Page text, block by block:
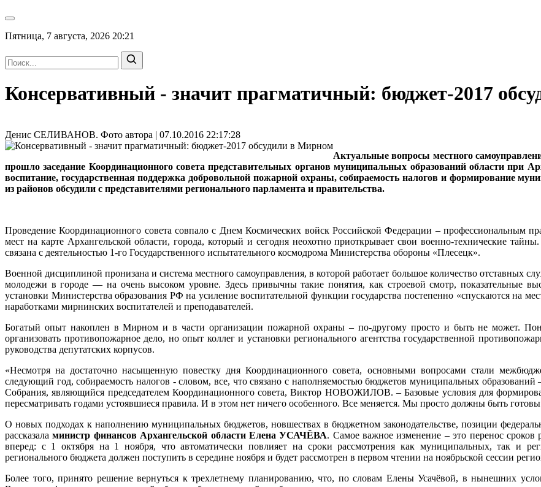
Пятница, 7 августа, 2026 20:21
Консервативный - значит прагматичный: бюджет-2017
Денис СЕЛИВАНОВ. Фото автора | 07.10.2016 22:17:28
Актуальные вопросы местного
прошло заседание Координационного совета представительных органов муниципальных образований области при
воспитание, государственная поддержка добровольной пожарной охраны, собираемость налогов и формирование
из районов обсудили с представителями регионального парламента и правительства.
Проведение Координационного совета совпало с Днем Космических войск Российской Федерации – профессиональным
мест на карте Архангельской области, города, который и сегодня неохотно приоткрывает свои военно-технические
связана с деятельностью 1-го Государственного испытательного космодрома Министерства обороны «Плесецк».
Военной дисциплиной пронизана и система местного самоуправления, в которой работает большое количество отставных
молодежи в городе — на очень высоком уровне. Здесь привычны такие понятия, как строевой смотр, показательные
установки Министерства образования РФ на усиление воспитательной функции государства постепенно «спускаются на
наработками мирнинских воспитателей и преподавателей.
Богатый опыт накоплен в Мирном и в части организации пожарной охраны – по-другому просто и быть не может.
организовать противопожарное дело, но опыт коллег и установки регионального агентства государственной
руководства депутатских корпусов.
«Несмотря на достаточно насыщенную повестку дня Координационного совета, основными вопросами стали
следующий год, собираемость налогов - словом, все, что связано с наполняемостью бюджетов муниципальных
Собрания, являющийся председателем Координационного совета, Виктор НОВОЖИЛОВ. – Базовые условия для
пересматривать годами устоявшиеся правила. И в этом нет ничего особенного. Все меняется. Мы просто должны быть
О новых подходах к наполнению муниципальных бюджетов, новшествах в бюджетном законодательстве, позиции
рассказаламинистр финансов Архангельской области Елена УСАЧЁВА. Самое важное изменение – это перенос сроков
вперед: с 1 октября на 1 ноября, что автоматически повлияет на сроки рассмотрения как муниципальных, так и
регионального бюджета должен поступить в середине ноября и будет рассмотрен в первом чтении на ноябрьской сессии
Более того, принято решение вернуться к трехлетнему планированию, что, по словам Елены Усачёвой, в нынешних